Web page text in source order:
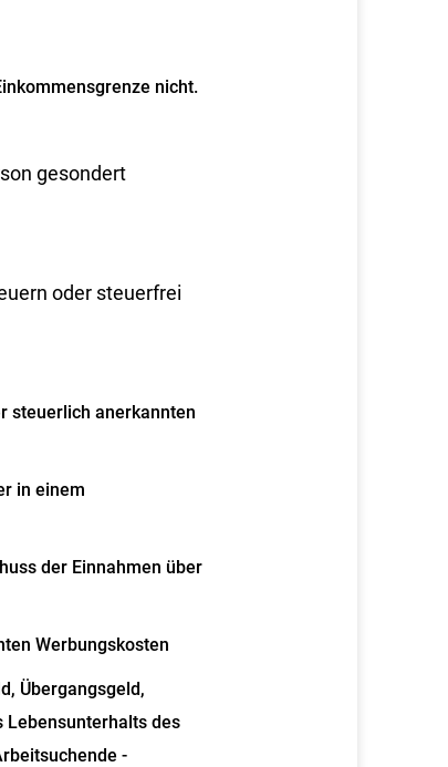
nicht.
gesondert
oder steuerfrei
steuerlich anerkannten
in einem
der Einnahmen über
Werbungskosten
Übergangsgeld,
Lebensunterhalts des
-